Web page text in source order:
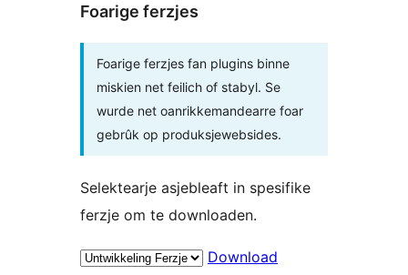
Foarige ferzjes
Foarige ferzjes fan plugins binne
miskien net feilich of stabyl. Se
wurde net oanrikkemandearre foar
gebrûk op produksjewebsides.
Selektearje asjebleaft in spesifike
ferzje om te downloaden.
Download